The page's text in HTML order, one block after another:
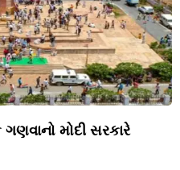
ગણવાનો મોદી સરકારે